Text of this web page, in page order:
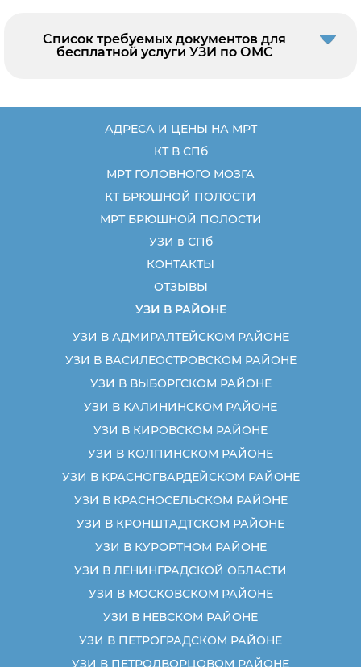
Список требуемых документов для
бесплатной услуги УЗИ по ОМС
АДРЕСА И ЦЕНЫ НА МРТ
КТ В СПб
МРТ ГОЛОВНОГО МОЗГА
КТ БРЮШНОЙ ПОЛОСТИ
МРТ БРЮШНОЙ ПОЛОСТИ
УЗИ в СПб
КОНТАКТЫ
ОТЗЫВЫ
УЗИ В РАЙОНЕ
УЗИ В АДМИРАЛТЕЙСКОМ РАЙОНЕ
УЗИ В ВАСИЛЕОСТРОВСКОМ РАЙОНЕ
УЗИ В ВЫБОРГСКОМ РАЙОНЕ
УЗИ В КАЛИНИНСКОМ РАЙОНЕ
УЗИ В КИРОВСКОМ РАЙОНЕ
УЗИ В КОЛПИНСКОМ РАЙОНЕ
УЗИ В КРАСНОГВАРДЕЙСКОМ РАЙОНЕ
УЗИ В КРАСНОСЕЛЬСКОМ РАЙОНЕ
УЗИ В КРОНШТАДТСКОМ РАЙОНЕ
УЗИ В КУРОРТНОМ РАЙОНЕ
УЗИ В ЛЕНИНГРАДСКОЙ ОБЛАСТИ
УЗИ В МОСКОВСКОМ РАЙОНЕ
УЗИ В НЕВСКОМ РАЙОНЕ
УЗИ В ПЕТРОГРАДСКОМ РАЙОНЕ
УЗИ В ПЕТРОДВОРЦОВОМ РАЙОНЕ